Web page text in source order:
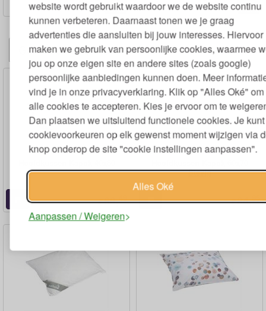
website wordt gebruikt waardoor we de website continu
kunnen verbeteren. Daarnaast tonen we je graag
advertenties die aansluiten bij jouw interesses. Hiervoor
maken we gebruik van persoonlijke cookies, waarmee
jou op onze eigen site en andere sites (zoals google)
persoonlijke aanbiedingen kunnen doen. Meer
vind je in onze privacyverklaring. Klik op "Alles Oké" om
alle cookies te accepteren. Kies je ervoor om te
Dan plaatsen we uitsluitend functionele cookies. Je
cookievoorkeuren op elk gewenst moment wijzigen via
knop onderop de site "cookie instellingen aanpassen".
Alles Oké
Aanpassen / Weigeren
€ €
Gerelateerde producten
€66,49
Stevig
€84,95